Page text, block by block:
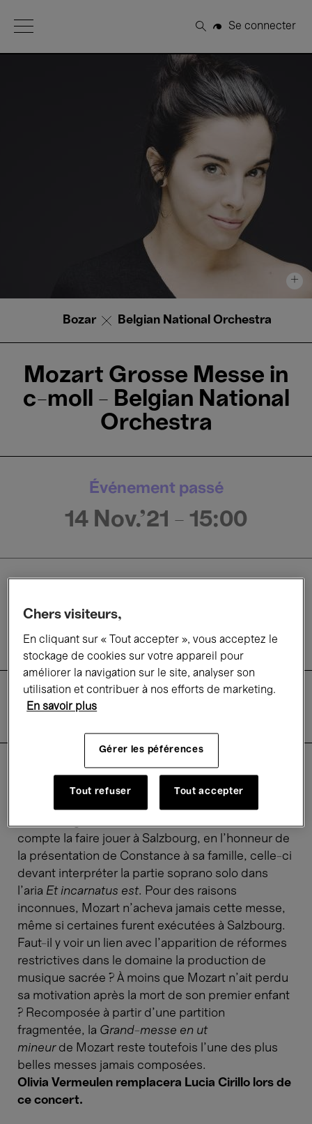
Open Menu
Rechercher
Se connecter
+
Bozar Belgian National Orchestra
Mozart Grosse Messe in
c-moll - Belgian National
Orchestra
Événement passé
14 Nov.'21 - 15:00
Musique vocale
Symphonique
Descriptif
Informations pratiques
En 1782, suite à son mariage avec
compte la faire jouer à Salzbourg, en l’honneur de
la présentation de Constance à sa famille, celle-ci
devant interpréter la partie soprano solo dans
l’aria Et incarnatus est. Pour des raisons
inconnues, Mozart n’acheva jamais cette messe,
même si certaines furent exécutées à Salzbourg.
Faut-il y voir un lien avec l’apparition de réformes
restrictives dans le domaine la production de
musique sacrée ? À moins que Mozart n’ait perdu
sa motivation après la mort de son premier enfant
? Recomposée à partir d’une partition
fragmentée, la Grand-messe en ut
mineurde Mozart reste toutefois l’une des plus
belles messes jamais composées.
Olivia Vermeulen remplacera Lucia Cirillo lors de
ce concert.
Chers visiteurs,
En cliquant sur « Tout accepter », vous acceptez le
stockage de cookies sur votre appareil pour
améliorer la navigation sur le site, analyser son
utilisation et contribuer à nos efforts de marketing.
En savoir plus
Gérer les péférences
Tout refuser Tout accepter